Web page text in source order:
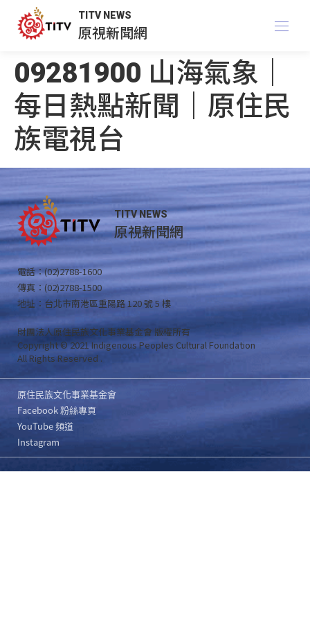
TITV NEWS
原視新聞網
09281900 山海氣象｜
每日熱點新聞｜原住民
族電視台
TITV NEWS
原視新聞網
電話：(02)2788-1600
傳真：(02)2788-1500
地址：台北市南港區重陽路 120 號 5 樓
財團法人原住民族文化事業基金會 版權所有
Copyright © 2021 Indigenous Peoples Cultural Foundation
All Rights Reserved .
原住民族文化事業基金會
Facebook 粉絲專頁
YouTube 頻道
Instagram